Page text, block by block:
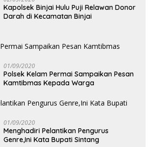
Kapolsek Binjai Hulu Puji Relawan Donor
Darah di Kecamatan Binjai
01/09/2020
Polsek Kelam Permai Sampaikan Pesan
Kamtibmas Kepada Warga
01/09/2020
Menghadiri Pelantikan Pengurus
Genre,Ini Kata Bupati Sintang